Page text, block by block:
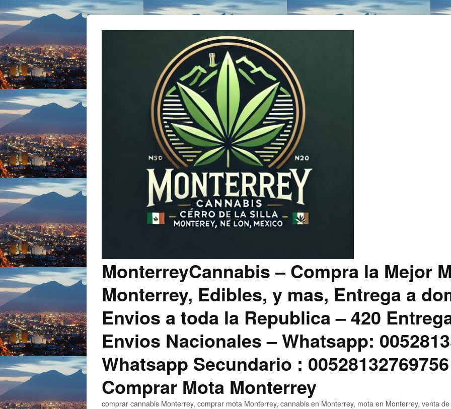
MonterreyCannabis – Compra la Mejor
Monterrey, Edibles, y mas, Entrega a
Envios a toda la Republica – 420
Envios Nacionales – Whatsapp:
Whatsapp Secundario :
Comprar Mota Monterrey
comprar cannabis Monterrey, comprar mota Monterrey, cannabis en Monterrey, mota en Monterrey, venta